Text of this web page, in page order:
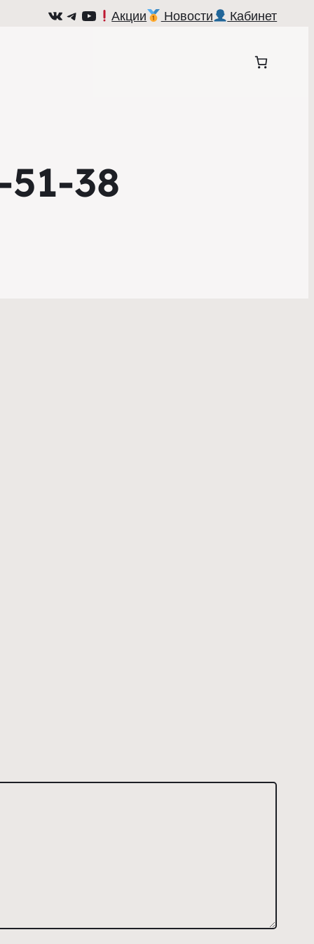
ВКонтакте
Telegram
YouTube
Акции Новости Кабинет
38